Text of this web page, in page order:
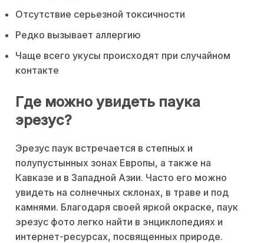
Отсутствие серьезной токсичности
Редко вызывает аллергию
Чаще всего укусы происходят при случайном
контакте
Где можно увидеть паука
эрезус?
Эрезус паук встречается в степных и
полупустынных зонах Европы, а также на
Кавказе и в Западной Азии. Часто его можно
увидеть на солнечных склонах, в траве и под
камнями. Благодаря своей яркой окраске, паук
эрезус фото легко найти в энциклопедиях и
интернет-ресурсах, посвященных природе.